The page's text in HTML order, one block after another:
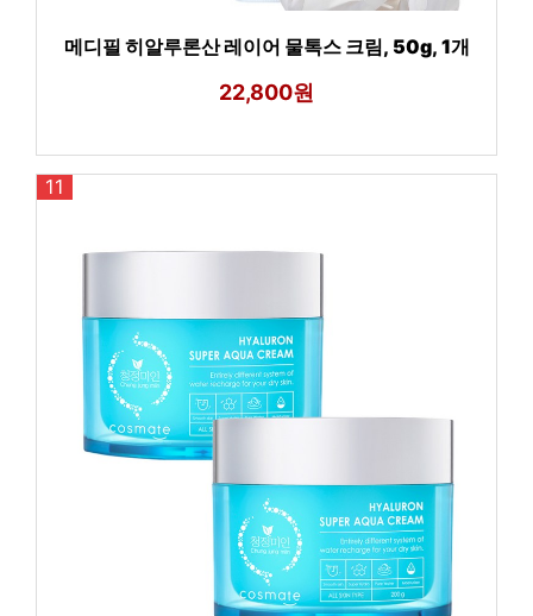
메디필 히알루론산 레이어 물톡스 크림, 50g, 1개
22,800원
11